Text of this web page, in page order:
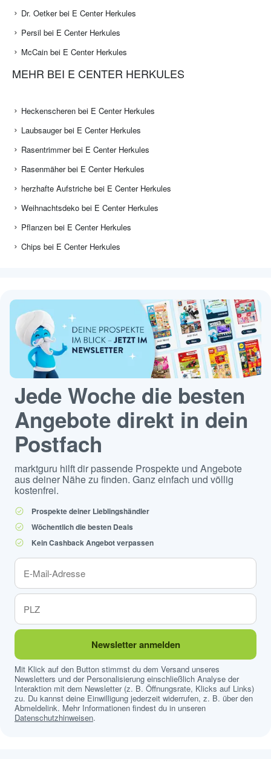
Dr. Oetker bei E Center Herkules
Persil bei E Center Herkules
McCain bei E Center Herkules
MEHR BEI E CENTER HERKULES
Heckenscheren bei E Center Herkules
Laubsauger bei E Center Herkules
Rasentrimmer bei E Center Herkules
Rasenmäher bei E Center Herkules
herzhafte Aufstriche bei E Center Herkules
Weihnachtsdeko bei E Center Herkules
Pflanzen bei E Center Herkules
Chips bei E Center Herkules
Jede Woche die besten
Angebote direkt in dein
Postfach
marktguru hilft dir passende Prospekte und Angebote
aus deiner Nähe zu finden. Ganz einfach und völlig
kostenfrei.
Prospekte deiner Lieblingshändler
Wöchentlich die besten Deals
Kein Cashback Angebot verpassen
Newsletter anmelden
Mit Klick auf den Button stimmst du dem Versand unseres
Newsletters und der Personalisierung einschließlich Analyse der
Interaktion mit dem Newsletter (z. B. Öffnungsrate, Klicks auf Links)
zu. Du kannst deine Einwilligung jederzeit widerrufen, z. B. über den
Abmeldelink. Mehr Informationen findest du in unseren
Datenschutzhinweisen.